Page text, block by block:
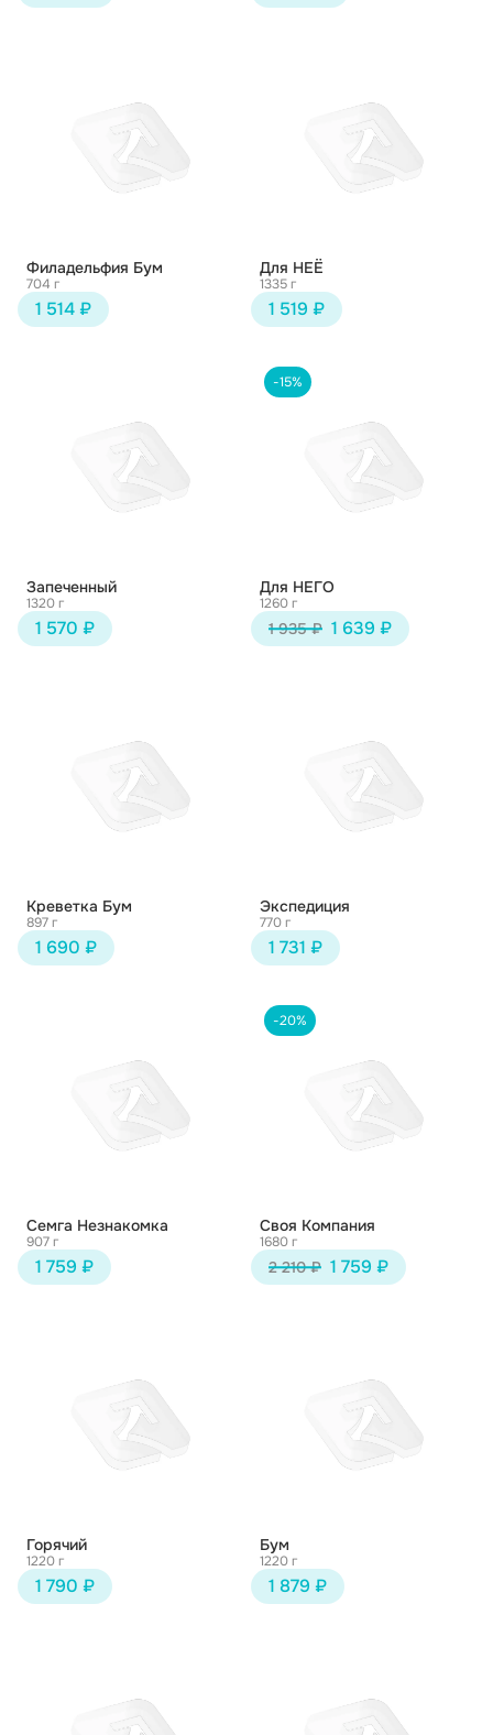
Филадельфия Бум
704 г
1 514 ₽
Для НЕЁ
1335 г
1 519 ₽
Запеченный
1320 г
1 570 ₽
-15%
Для НЕГО
1260 г
1 935 ₽ 1 639 ₽
Креветка Бум
897 г
1 690 ₽
Экспедиция
770 г
1 731 ₽
Семга Незнакомка
907 г
1 759 ₽
-20%
Своя Компания
1680 г
2 210 ₽ 1 759 ₽
Горячий
1220 г
1 790 ₽
Бум
1220 г
1 879 ₽